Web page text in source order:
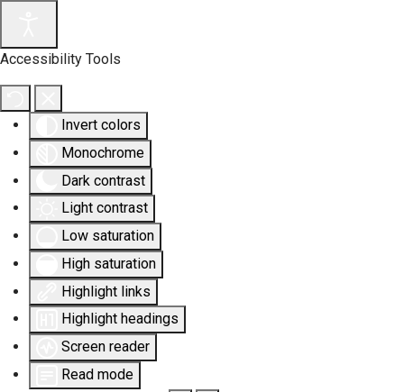
Accessibility Tools
Invert colors
Monochrome
Dark contrast
Light contrast
Low saturation
High saturation
Highlight links
Highlight headings
Screen reader
Read mode